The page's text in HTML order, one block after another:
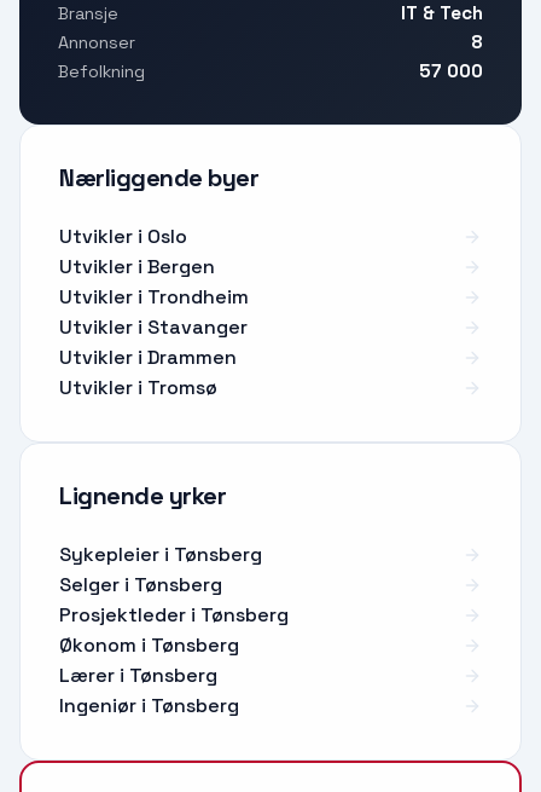
Bransje IT & Tech
Annonser 8
Befolkning 57 000
Nærliggende byer
Utvikler i Oslo
Utvikler i Bergen
Utvikler i Trondheim
Utvikler i Stavanger
Utvikler i Drammen
Utvikler i Tromsø
Lignende yrker
Sykepleier i Tønsberg
Selger i Tønsberg
Prosjektleder i Tønsberg
Økonom i Tønsberg
Lærer i Tønsberg
Ingeniør i Tønsberg